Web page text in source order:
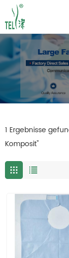
1 Ergebnisse
Komposit"